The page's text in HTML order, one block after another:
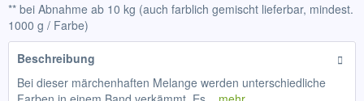
** bei Abnahme ab 10 kg (auch farblich gemischt lieferbar, mindest.
1000 g / Farbe)
Beschreibung
Bei dieser märchenhaften Melange werden unterschiedliche